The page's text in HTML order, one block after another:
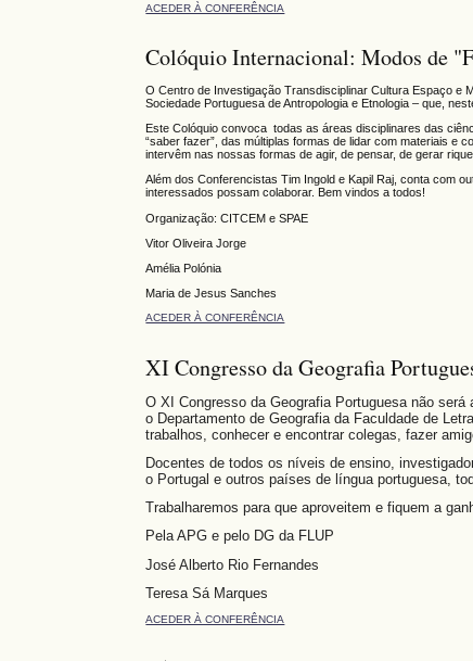
ACEDER À CONFERÊNCIA
Colóquio Internacional: Modos de
O Centro de Investigação Transdisciplinar Cultura Espaço e
Sociedade Portuguesa de Antropologia e Etnologia – que,
Este Colóquio convoca todas as áreas disciplinares das
“saber fazer”, das múltiplas formas de lidar com materiais e
intervêm nas nossas formas de agir, de pensar, de gerar
Além dos Conferencistas Tim Ingold e Kapil Raj, conta com
interessados possam colaborar. Bem vindos a todos!
Organização: CITCEM e SPAE
Vitor Oliveira Jorge
Amélia Polónia
Maria de Jesus Sanches
ACEDER À CONFERÊNCIA
XI Congresso da Geografia
O XI Congresso da Geografia Portuguesa não
o Departamento de Geografia da Faculdade de
trabalhos, conhecer e encontrar colegas, fazer
Docentes de todos os níveis de ensino,
o Portugal e outros países de língua portuguesa,
Trabalharemos para que aproveitem e fiquem a
Pela APG e pelo DG da FLUP
José Alberto Rio Fernandes
Teresa Sá Marques
ACEDER À CONFERÊNCIA